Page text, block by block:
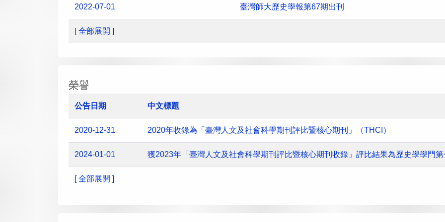
2022-07-01 臺灣師大歷史學報第67期出刊
[ 全部展開 ]
榮譽
公告日期 中文標題
2020-12-31 2020年收錄為「臺灣人文及社會科學期刊評比暨核心期刊」（THCI）
2024-01-01 獲2023年「臺灣人文及社會科學期刊評比暨核心期刊收錄」評比結果為歷史學學門
[ 全部展開 ]